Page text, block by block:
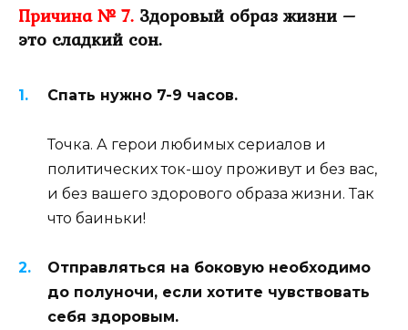
Причина № 7. Здоровый образ жизни –
это сладкий сон.
Спать нужно 7-9 часов.
Точка. А герои любимых сериалов и
политических ток-шоу проживут и без вас,
и без вашего здорового образа жизни. Так
что баиньки!
Отправляться на боковую необходимо
до полуночи, если хотите чувствовать
себя здоровым.